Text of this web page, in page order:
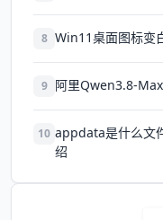
8 Win11桌面图标变
9 阿里Qwen3.8-
10 appdata是什么文
绍